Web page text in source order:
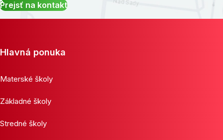
Prejsť na kontakt
Hlavná ponuka
Materské školy
Základné školy
Stredné školy